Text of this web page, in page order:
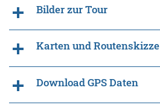
Bilder zur Tour
Karten und Routenskizze
Download GPS Daten